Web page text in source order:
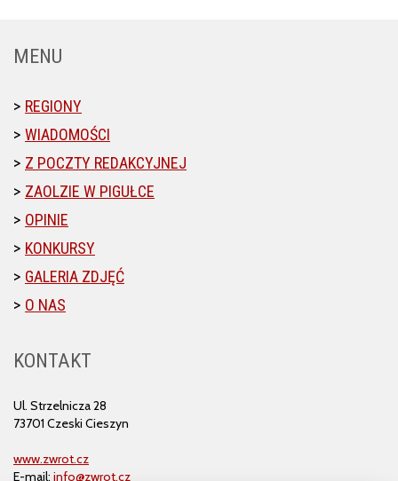
MENU
REGIONY
WIADOMOŚCI
Z POCZTY REDAKCYJNEJ
ZAOLZIE W PIGUŁCE
OPINIE
KONKURSY
GALERIA ZDJĘĆ
O NAS
KONTAKT
Ul. Strzelnicza 28
73701 Czeski Cieszyn
www.zwrot.cz
E-mail: info@zwrot.cz